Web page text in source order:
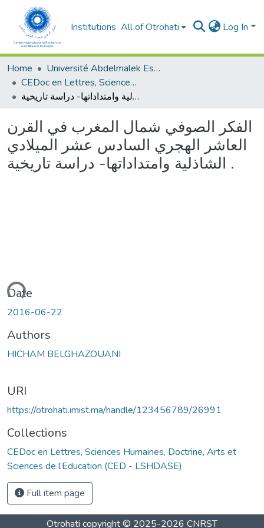
Institutions All of Otrohati Log In
Home
Université Abdelmalek Essaâdi - Tétouan
CEDoc en Lettres, Sciences Humaines, Doctrine, Arts et Sciences de l’Education (CED - LSHDASE)
الفكر الصوفي شمال المغرب في القرن العاشر الهجري السادس عشر الميلادي الشاذلية وامتداداتها- دراسة تاريخية .
الفكر الصوفي شمال المغرب في القرن
العاشر الهجري السادس عشر الميلادي
الشاذلية وامتداداتها- دراسة تاريخية .
Date
2016-06-22
Authors
HICHAM BELGHAZOUANI
URI
https://otrohati.imist.ma/handle/123456789/26991
Collections
CEDoc en Lettres, Sciences Humaines, Doctrine, Arts et
Sciences de l’Education (CED - LSHDASE)
Full item page
Otrohati copyright © 2025-2026 CNRST